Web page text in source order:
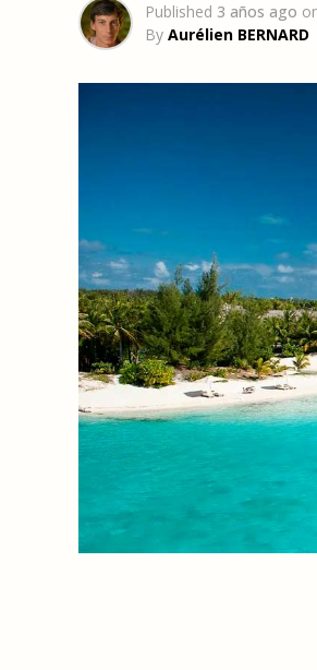
Published 3 años ago
By Aurélien BERNARD